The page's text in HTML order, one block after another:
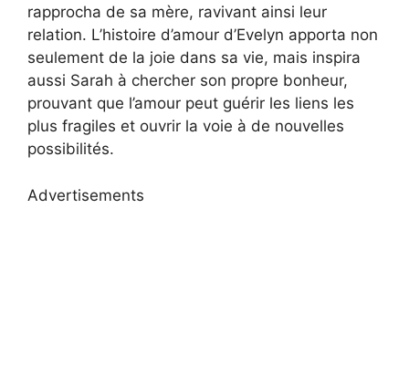
rapprocha de sa mère, ravivant ainsi leur
relation. L’histoire d’amour d’Evelyn apporta non
seulement de la joie dans sa vie, mais inspira
aussi Sarah à chercher son propre bonheur,
prouvant que l’amour peut guérir les liens les
plus fragiles et ouvrir la voie à de nouvelles
possibilités.
Advertisements